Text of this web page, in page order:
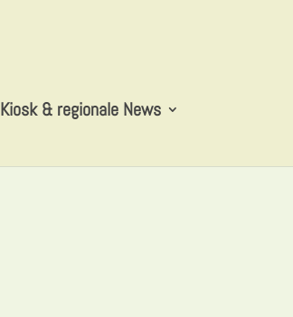
Kiosk & regionale News